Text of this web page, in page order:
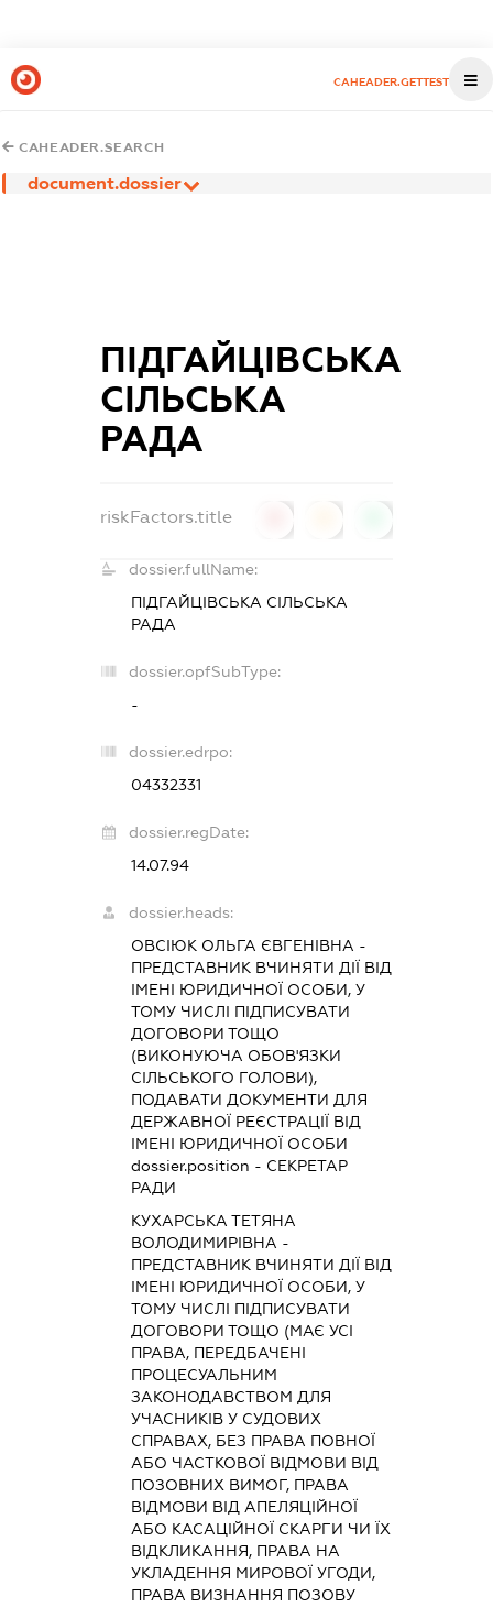
CAHEADER.GETTEST
CAHEADER.SEARCH
document.dossier
ПІДГАЙЦІВСЬКА
СІЛЬСЬКА
РАДА
riskFactors.title
dossier.fullName:
ПІДГАЙЦІВСЬКА СІЛЬСЬКА
РАДА
dossier.opfSubType:
-
dossier.edrpo:
04332331
dossier.regDate:
14.07.94
dossier.heads:
ОВСІЮК ОЛЬГА ЄВГЕНІВНА -
ПРЕДСТАВНИК ВЧИНЯТИ ДІЇ ВІД
ІМЕНІ ЮРИДИЧНОЇ ОСОБИ, У
ТОМУ ЧИСЛІ ПІДПИСУВАТИ
ДОГОВОРИ ТОЩО
(ВИКОНУЮЧА ОБОВ'ЯЗКИ
СІЛЬСЬКОГО ГОЛОВИ),
ПОДАВАТИ ДОКУМЕНТИ ДЛЯ
ДЕРЖАВНОЇ РЕЄСТРАЦІЇ ВІД
ІМЕНІ ЮРИДИЧНОЇ ОСОБИ
dossier.position - СЕКРЕТАР
РАДИ
КУХАРСЬКА ТЕТЯНА
ВОЛОДИМИРІВНА -
ПРЕДСТАВНИК ВЧИНЯТИ ДІЇ ВІД
ІМЕНІ ЮРИДИЧНОЇ ОСОБИ, У
ТОМУ ЧИСЛІ ПІДПИСУВАТИ
ДОГОВОРИ ТОЩО (МАЄ УСІ
ПРАВА, ПЕРЕДБАЧЕНІ
ПРОЦЕСУАЛЬНИМ
ЗАКОНОДАВСТВОМ ДЛЯ
УЧАСНИКІВ У СУДОВИХ
СПРАВАХ, БЕЗ ПРАВА ПОВНОЇ
АБО ЧАСТКОВОЇ ВІДМОВИ ВІД
ПОЗОВНИХ ВИМОГ, ПРАВА
ВІДМОВИ ВІД АПЕЛЯЦІЙНОЇ
АБО КАСАЦІЙНОЇ СКАРГИ ЧИ ЇХ
ВІДКЛИКАННЯ, ПРАВА НА
УКЛАДЕННЯ МИРОВОЇ УГОДИ,
ПРАВА ВИЗНАННЯ ПОЗОВУ